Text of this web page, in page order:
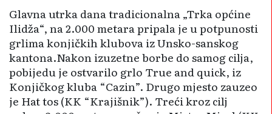
Glavna utrka dana tradicionalna „Trka općine
Ilidža“, na 2.000 metara pripala je u potpunosti
grlima konjičkih klubova iz Unsko-sanskog
kantona.Nakon izuzetne borbe do samog cilja,
pobijedu je ostvarilo grlo True and quick, iz
Konjičkog kluba “Cazin”. Drugo mjesto zauzeo
je Hat tos (KK “Krajišnik”). Treći kroz cilj